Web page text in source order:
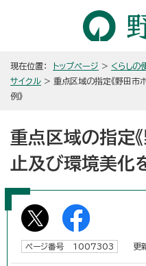
現在位置： トップページ > くらしの
サイクル > 重点区域の指定《野田市
例》
重点区域の指定
止及び環境美化
ページ番号 1007303 更